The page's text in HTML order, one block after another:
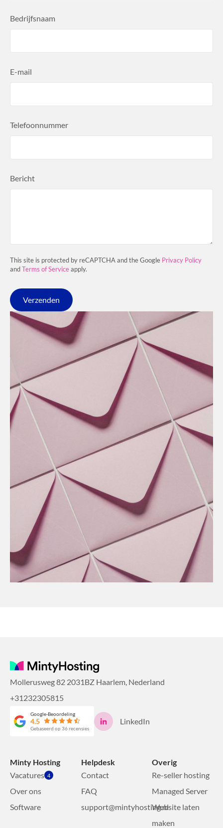
Bedrijfsnaam
E-mail
Telefoonnummer
Bericht
This site is protected by reCAPTCHA and the Google Privacy Policy
andTerms of Serviceapply.
Verzenden
Mollerusweg 82 2031BZ Haarlem, Nederland
+31232305815
Google-Beoordeling
4.5
Gebaseerd op 36 recensies
LinkedIn
Minty Hosting
Vacatures 4
Over ons
Software
Helpdesk
Contact
FAQ
support@mintyhosting.nl
Overig
Re-seller hosting
Managed Server
Website laten
maken